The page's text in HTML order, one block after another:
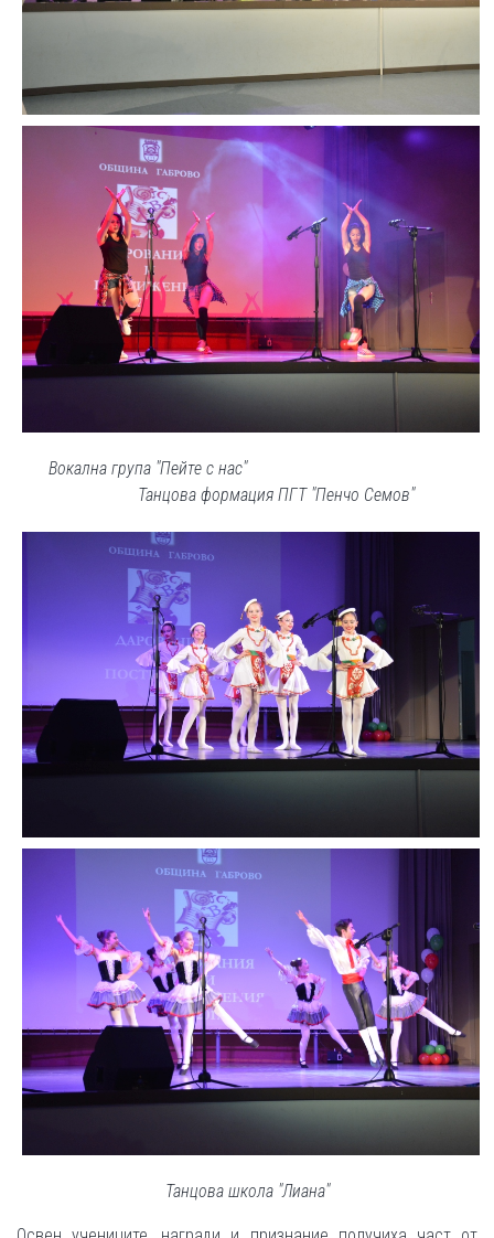
Вокална група "Пейте с нас"
Танцова формация ПГТ "Пенчо Семов"
Танцова школа "Лиана"